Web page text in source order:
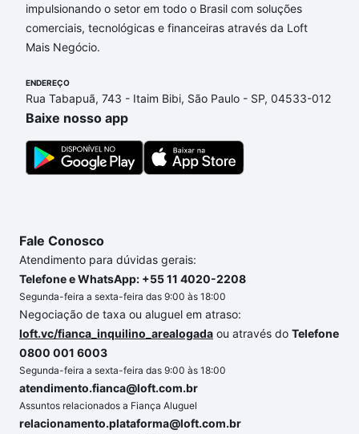
que custam a partir de R$ 0 e com nossas opções
de financiamento imobiliário as parcelas podem se
adequar ao seu orçamento. Se ainda tem alguma
compra, veja em nosso portal
um apartamento
e conte com a gente para comprar
o imóvel dos seus sonhos com segurança e
conforto. Loft, com você até as chaves.
impulsionando o setor em todo o Brasil com soluções
comerciais, tecnológicas e financeiras através da Loft
Mais Negócio.
ENDEREÇO
Rua Tabapuã, 743 - Itaim Bibi, São Paulo - SP, 04533-012
Baixe nosso app
Fale Conosco
Atendimento para dúvidas gerais:
Telefone e WhatsApp: +55 11 4020-2208
Segunda-feira a sexta-feira das 9:00 às 18:00
Negociação de taxa ou aluguel em atraso:
loft.vc/fianca_inquilino_arealogada ou através do Telefone
0800 001 6003
Segunda-feira a sexta-feira das 9:00 às 18:00
atendimento.fianca@loft.com.br
Assuntos relacionados a Fiança Aluguel
relacionamento.plataforma@loft.com.br